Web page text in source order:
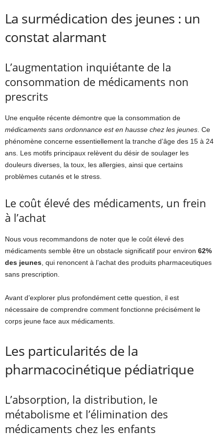
La surmédication des jeunes : un
constat alarmant
L’augmentation inquiétante de la
consommation de médicaments non
prescrits
Une enquête récente démontre que la consommation de
médicaments sans ordonnance est en hausse chez les jeunes . Ce
phénomène concerne essentiellement la tranche d’âge des 15 à 24
ans. Les motifs principaux relèvent du désir de soulager les
douleurs diverses, la toux, les allergies, ainsi que certains
problèmes cutanés et le stress.
Le coût élevé des médicaments, un frein
à l’achat
Nous vous recommandons de noter que le coût élevé des
médicaments semble être un obstacle significatif pour environ 62%
des jeunes , qui renoncent à l’achat des produits pharmaceutiques
sans prescription.
Avant d’explorer plus profondément cette question, il est
nécessaire de comprendre comment fonctionne précisément le
corps jeune face aux médicaments.
Les particularités de la
pharmacocinétique pédiatrique
L’absorption, la distribution, le
métabolisme et l’élimination des
médicaments chez les enfants